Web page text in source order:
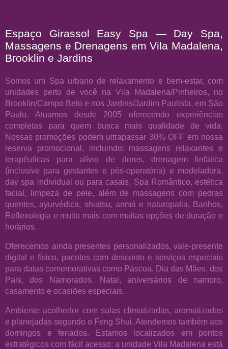
Espaço Girassol Easy Spa — Day Spa,
Massagens e Drenagens em Vila Madalena,
Brooklin e Jardins
Somos um Spa urbano de relaxamento e bem-estar, com
unidades perto de você na Vila Madalena/Pinheiros, no
Brooklin/Campo Belo e nos Jardins/Jardim Paulista, em São
Paulo. Atuamos desde 2005 oferecendo experiências
completas para quem busca mais qualidade de vida.
Nossas promoções podem ultrapassar 30% OFF em nossa
reserva promocional, incluindo: massagens relaxantes e
terapêuticas para alívio de dores, drenagem linfática
(inclusive para gestantes e pós-operatória) e modeladora,
day spa individual ou para casais, Spa Romântico, estética
facial, limpeza de pele, além de massagens com pedras
quentes, ayurvédica, shiatsu, anmá e naturopatia, Banhos,
Reflexologia e muito mais com muitas opções de duração e
horários.
Oferecemos ainda presentes personalizados, vale-presente
digital e físico, pacotes com desconto e serviços especiais
para datas comemorativas como Páscoa, Dia das Mães, dos
Pais, dos Namorados, Natal, aniversários de namoro,
casamento e ocasiões especiais.
Ambiente acolhedor com salas climatizadas, aromatizadas
e planejadas segundo o Feng Shui. Atendemos também aos
domingos e feriados. Estamos localizados em pontos
estratégicos com fácil acesso: a unidade Vila Madalena está